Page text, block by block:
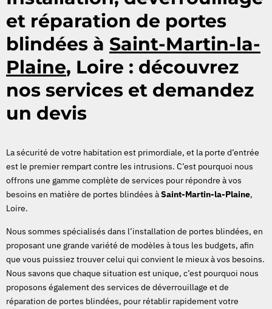
et réparation de portes
blindées à Saint-Martin-la-
Plaine, Loire : découvrez
nos services et demandez
un devis
La sécurité de votre habitation est primordiale, et la porte d’entrée
est le premier rempart contre les intrusions. C’est pourquoi nous
offrons une gamme complète de services pour répondre à vos
besoins en matière de portes blindées àSaint-Martin-la-Plaine,
Loire.
Nous sommes spécialisés dans l’installation de portes blindées, en
proposant une grande variété de modèles à tous les budgets, afin
que vous puissiez trouver celui qui convient le mieux à vos besoins.
Nous savons que chaque situation est unique, c’est pourquoi nous
proposons également des services de déverrouillage et de
réparation de portes blindées, pour rétablir rapidement votre